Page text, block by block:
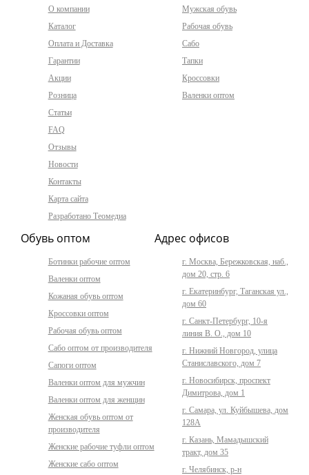
О компании
Каталог
Оплата и Доставка
Гарантии
Акции
Розница
Статьи
FAQ
Отзывы
Новости
Контакты
Карта сайта
Разработано Теомедиа
Мужская обувь
Рабочая обувь
Сабо
Тапки
Кроссовки
Валенки оптом
Обувь оптом
Ботинки рабочие оптом
Валенки оптом
Кожаная обувь оптом
Кроссовки оптом
Рабочая обувь оптом
Сабо оптом от производителя
Сапоги оптом
Валенки оптом для мужчин
Валенки оптом для женщин
Женская обувь оптом от
производителя
Женские рабочие туфли оптом
Женские сабо оптом
Адрес офисов
г. Москва, Бережковская, наб.,
дом 20, стр. 6
г. Екатеринбург, Таганская ул.,
дом 60
г. Санкт-Петербург, 10-я
линия В. О., дом 10
г. Нижний Новгород, улица
Станиславского, дом 7
г. Новосибирск, проспект
Димитрова, дом 1
г. Самара, ул. Куйбышева, дом
128А
г. Казань, Мамадышский
тракт, дом 35
г. Челябинск, р-н